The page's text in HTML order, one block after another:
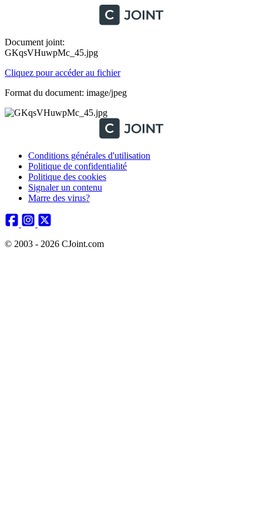
Document joint:
GKqsVHuwpMc_45.jpg
Cliquez pour accéder au fichier
Format du document: image/jpeg
Conditions générales d'utilisation
Politique de confidentialité
Politique des cookies
Signaler un contenu
Marre des virus?
© 2003 - 2026 CJoint.com